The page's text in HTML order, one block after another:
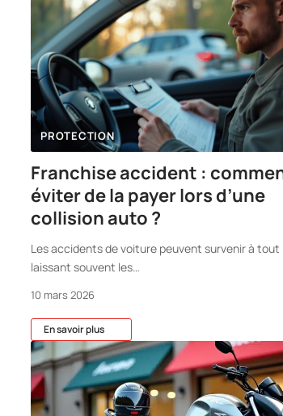
PROTECTION
Franchise accident :
éviter de la payer lors d’une
collision auto ?
Les accidents de voiture peuvent survenir à tout
laissant souvent les…
10 mars 2026
En savoir plus